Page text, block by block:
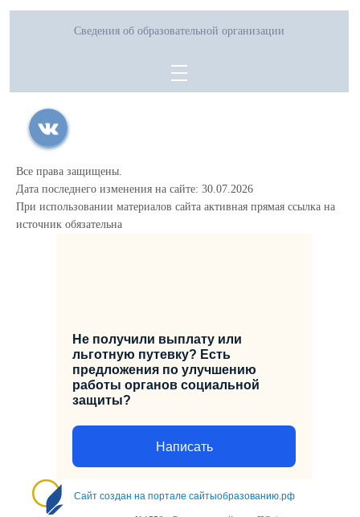
Сведения об образовательной организации
Все права защищены.
Дата последнего изменения на сайте: 30.07.2026
При использовании материалов сайта активная прямая ссылка на
источник обязательна
Не получили выплату или
льготную путевку? Есть
предложения по улучшению
работы органов социальной
защиты?
Написать
Сайт создан на портале сайтыобразованию.рф